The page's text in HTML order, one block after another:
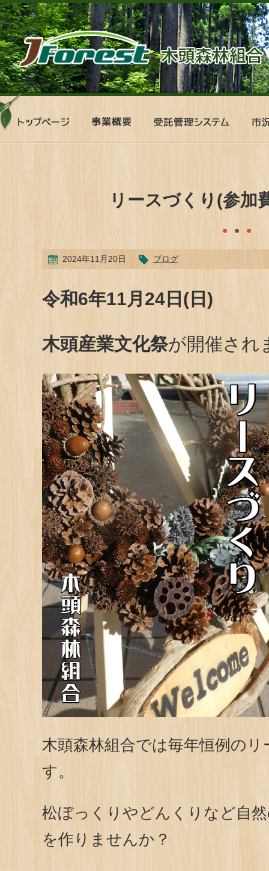
ッ
ペ
業
要
託
理
ム
況
リースづくり(参加
2024年11月20日 ブログ
令和6年11月24日(日)
木頭産業文化祭が開催され
木頭森林組合では毎年恒例の
す。
松ぼっくりやどんくりなど自
を作りませんか？